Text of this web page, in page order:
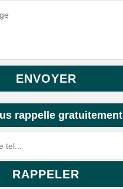
rappelle gratuitement